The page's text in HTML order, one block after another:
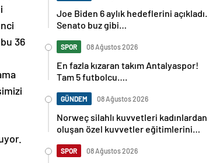
36
Joe Biden 6 aylık hedeflerini açıkladı.
Senato buz gibi…
SPOR 08 Ağustos 2026
En fazla kızaran takım Antalyaspor!
Tam 5 futbolcu….
GÜNDEM 08 Ağustos 2026
Norweç silahlı kuvvetleri kadınlardan
oluşan özel kuvvetler eğitimlerini
SPOR 08 Ağustos 2026